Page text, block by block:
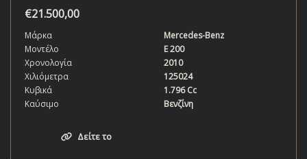
€21.500,00
Μάρκα
Mercedes-Benz
Μοντέλο
E 200
Χρονολογία
2010
Χιλιόμετρα
125024
Κυβικά
1.796 Cc
Καύσιμο
Βενζίνη
Δείτε το